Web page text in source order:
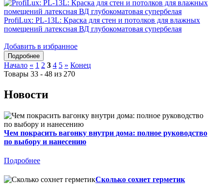
ProfiLux: PL-13L: Краска для стен и потолков для влажных
помещений латексная ВД глубокоматовая супербелая
Добавить в избранное
Начало « 1 2 3 4 5 » Конец
Товары 33 - 48 из 270
Новости
Чем покрасить вагонку внутри дома: полное руководство
по выбору и нанесению
Подробнее
Сколько сохнет герметик